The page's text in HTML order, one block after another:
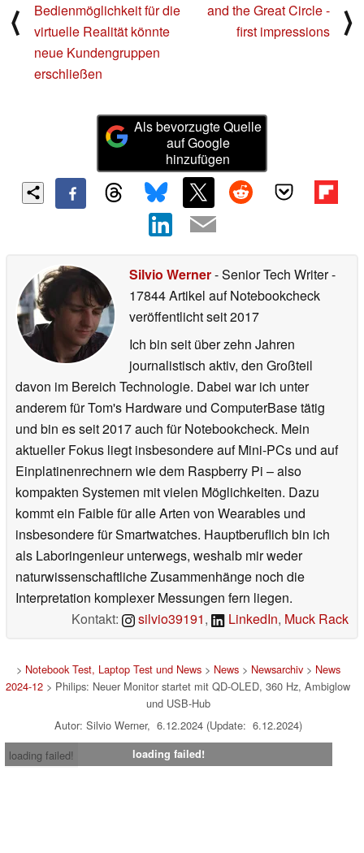
⟨
Bedienmöglichkeit für die
virtuelle Realität könnte
neue Kundengruppen
erschließen
and the Great Circle -
first impressions
⟩
Als bevorzugte Quelle
auf Google
hinzufügen
Silvio Werner- Senior Tech Writer-
17844 Artikel auf Notebookcheck
veröffentlichtseit 2017
Ich bin seit über zehn Jahren
journalistisch aktiv, den Großteil
davon im Bereich Technologie. Dabei war ich unter
anderem für Tom's Hardware und ComputerBase tätig
und bin es seit 2017 auch für Notebookcheck. Mein
aktueller Fokus liegt insbesondere auf Mini-PCs und auf
Einplatinenrechnern wie dem Raspberry Pi – also
kompakten Systemen mit vielen Möglichkeiten. Dazu
kommt ein Faible für alle Arten von Wearables und
insbesondere für Smartwatches. Hauptberuflich bin ich
als Laboringenieur unterwegs, weshalb mir weder
naturwissenschaftliche Zusammenhänge noch die
Interpretation komplexer Messungen fern liegen.
Kontakt:
silvio39191, LinkedIn, Muck Rack
> Notebook Test, Laptop Test und News> News> Newsarchiv> News
2024-12 > Philips: Neuer Monitor startet mit QD-OLED, 360 Hz, Ambiglow
und USB-Hub
Autor: Silvio Werner, 6.12.2024 (Update: 6.12.2024)
loading failed!
loading failed!